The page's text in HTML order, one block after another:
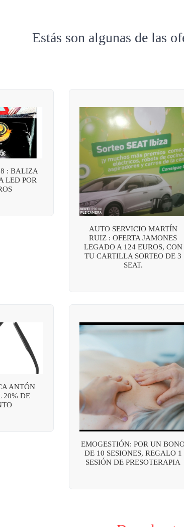
Estás son algunas de las
: BALIZA
LED POR
AUTO SERVICIO MARTÍN
RUIZ : OFERTA JAMONES
LEGADO A 124 EUROS, CON
TU CARTILLA SORTEO DE 3
SEAT.
ANTÓN
20% DE
EMOGESTIÓN: POR UN
DE 10 SESIONES, REGALO 1
SESIÓN DE PRESOTERAPIA